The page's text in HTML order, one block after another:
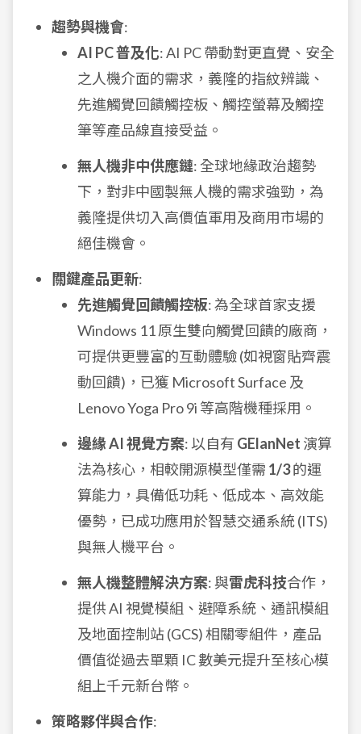
趨勢與機會:
AI PC 普及化: AI PC 帶動對更直覺、安全
之人機介面的需求，義隆的指紋辨識、
先進觸覺回饋觸控板、觸控螢幕及觸控
筆等產品線直接受益。
無人機非中供應鏈: 全球地緣政治趨勢
下，對非中國製無人機的需求強勁，為
義隆提供切入高價值軍用及商用市場的
絕佳機會。
關鍵產品更新:
先進觸覺回饋觸控板: 為全球首家支援
Windows 11 原生雙向觸覺回饋的廠商，
可提供更豐富的互動體驗 (如視窗貼齊震
動回饋)，已獲 Microsoft Surface 及
Lenovo Yoga Pro 9i 等高階機種採用。
邊緣 AI 視覺方案: 以自有 GElanNet 演算
法為核心，相較開源模型僅需 1/3的運
算能力，具備低功耗、低成本、高效能
優勢，已成功應用於智慧交通系統 (ITS)
與無人機平台。
無人機整體解決方案: 與雷虎科技合作，
提供 AI 視覺模組、避障系統、通訊模組
及地面控制站 (GCS) 相關零組件，產品
價值從過去單顆 IC 數美元提升至核心模
組上千元新台幣。
策略夥伴與合作: